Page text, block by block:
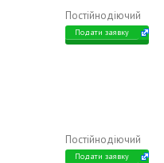
Постійнодіючий
Подати заявку
Постійнодіючий
Подати заявку